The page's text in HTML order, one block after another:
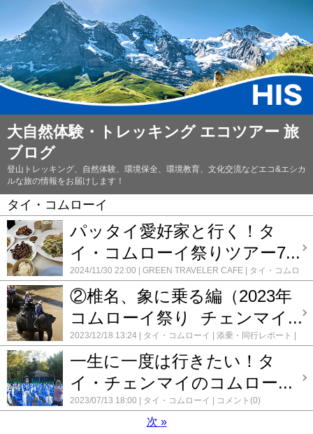
大自然体験・トレッキング エコツアー 旅
ブログ
登山トレッキング、自然体験、環境保全、環境教育、文化交流などエコ&エシカ
ルな旅の情報をお届けします！
タイ・コムローイ
パッタイ愛好家と行く！タ
イ・コムローイ祭りツアー7...
2024/11/30 22:00 GREEN TRAVELER CAFE
タイ・コムロ
ーイ
コメント(0)
②椎名、象に乗る編（2023年
コムローイ祭り チェンマイ...
2023/12/18 13:24 タイ・コムローイ
添乗・同行レポート
コメント(0)
一生に一度は行きたい！タ
イ・チェンマイのコムロー...
2023/07/13 18:00 タイ・コムローイ コメント(0)
次 »